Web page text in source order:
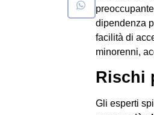
dipendenza
facilità di
minorenni,
Rischi
Gli esperti